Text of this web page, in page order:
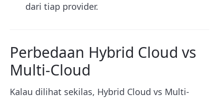
dari tiap provider.
Perbedaan Hybrid Cloud vs
Multi-Cloud
Kalau dilihat sekilas, Hybrid Cloud vs Multi-